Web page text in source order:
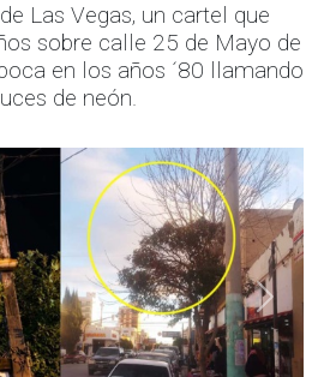
Las Vegas, un cartel que
sobre calle 25 de Mayo de
en los años ´80 llamando
de neón.